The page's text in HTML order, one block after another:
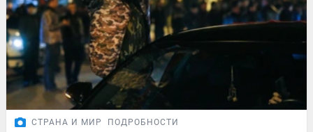
СТРАНА И МИР ПОДРОБНОСТИ